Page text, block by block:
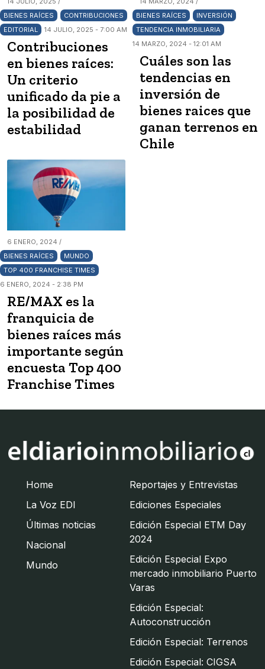
BIENES RAÍCES
CONTRIBUCIONES
EDITORIAL
14 JULIO, 2025 - 7:00 AM
Contribuciones
en bienes raíces:
Un criterio
unificado da pie a
la posibilidad de
estabilidad
BIENES RAÍCES
INVERSIÓN
TENDENCIA INMOBILIARIA
14 MARZO, 2024 - 12:01 AM
Cuáles son las
tendencias en
inversión de
bienes raices que
ganan terrenos en
Chile
6 ENERO, 2024 /
BIENES RAÍCES
MUNDO
TOP 400 FRANCHISE TIMES
6 ENERO, 2024 - 2:38 PM
RE/MAX es la
franquicia de
bienes raíces más
importante según
encuesta Top 400
Franchise Times
Home
La Voz EDI
Últimas noticias
Nacional
Mundo
Reportajes y Entrevistas
Ediciones Especiales
Edición Especial ETM Day
2024
Edición Especial Expo
mercado inmobiliario Puerto
Varas
Edición Especial:
Autoconstrucción
Edición Especial: Terrenos
Edición Especial: CIGSA